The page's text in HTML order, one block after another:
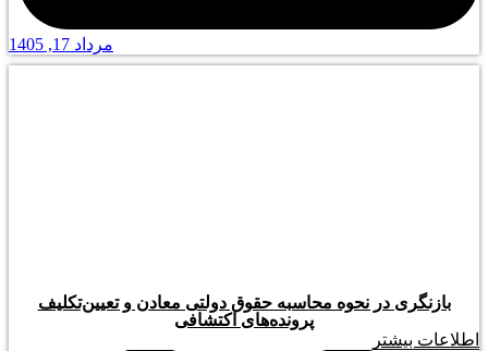
مرداد 17, 1405
بازنگری در نحوه محاسبه حقوق دولتی معادن و تعیین‌تکلیف
پرونده‌های اکتشافی
اطلاعات بیشتر